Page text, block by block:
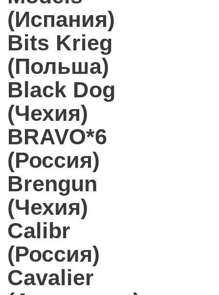
(Испания)
Bits Krieg
(Польша)
Black Dog
(Чехия)
BRAVO*6
(Россия)
Brengun
(Чехия)
Calibr
(Россия)
Cavalier